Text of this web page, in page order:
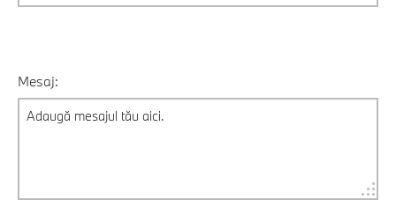
Mesaj: